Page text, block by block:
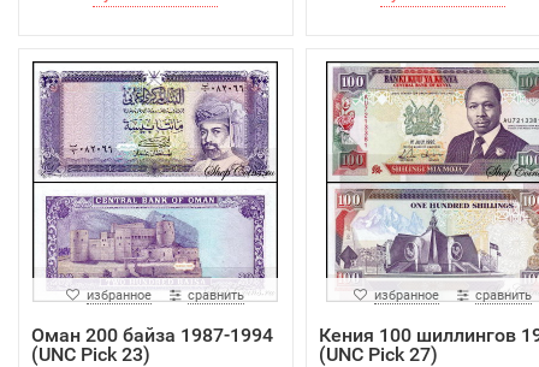
избранное сравнить
Оман 200 байза 1987-1994
(UNC Pick 23)
избранное сравнить
Кения 100 шиллингов
(UNC Pick 27)